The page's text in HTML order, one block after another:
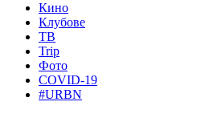
Кино
Клубове
ТВ
Trip
Фото
COVID-19
#URBN